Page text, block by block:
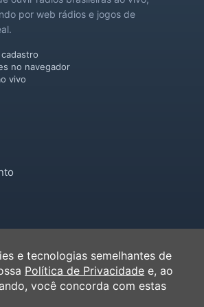
por web rádios e jogos de
no navegador
vivo
e tecnologias semelhantes de
Política de Privacidade e, ao
você concorda com estas